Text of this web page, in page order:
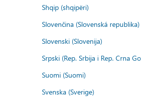
Shqip (shqipëri)
Slovenčina (Slovenská republika)
Slovenski (Slovenija)
Srpski (Rep. Srbija i Rep. Crna
Suomi (Suomi)
Svenska (Sverige)